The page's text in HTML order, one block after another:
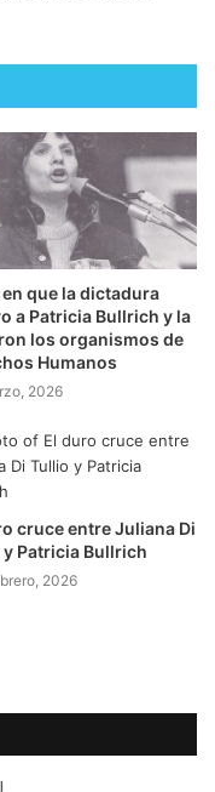
en que la dictadura
a Patricia Bullrich y la
los organismos de
Humanos
2026
cruce entre Juliana Di
Patricia Bullrich
2026